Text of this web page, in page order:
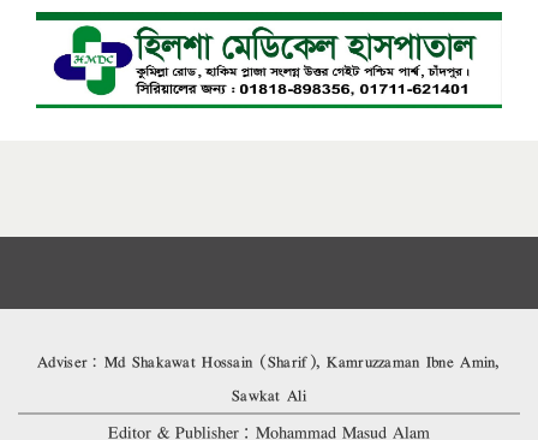
Adviser: Md Shakawat Hossain (Sharif), Kamruzzaman Ibne Amin,
Sawkat Ali
Editor & Publisher: Mohammad Masud Alam